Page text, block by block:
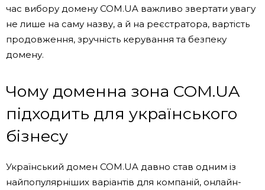
час вибору домену COM.UA важливо звертати увагу
не лише на саму назву, а й на реєстратора, вартість
продовження, зручність керування та безпеку
домену.
Чому доменна зона COM.UA
підходить для українського
бізнесу
Український домен COM.UA давно став одним із
найпопулярніших варіантів для компаній, онлайн-